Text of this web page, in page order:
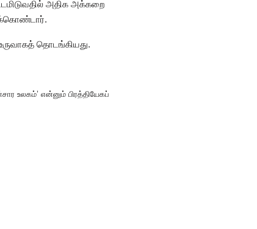
அதிக அக்கறை
தொடங்கியது.
உலகம்’ என்னும் பிரத்தியேகப்